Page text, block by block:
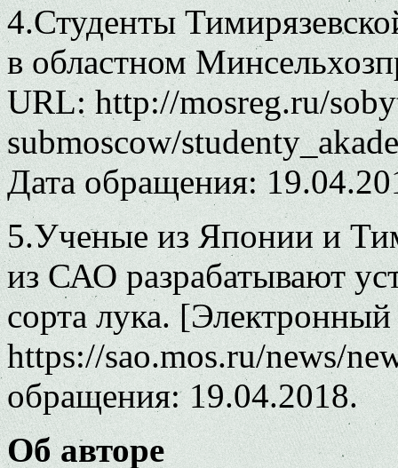
4.Студенты
в областном
URL: http://mosreg.ru/
submoscow/
Дата обращения:
5.Ученые из Японии и
из САО разрабатывают
сорта лука.
https://sao.mos.ru/news/
обращения: 19.04.2018.
Об авторе